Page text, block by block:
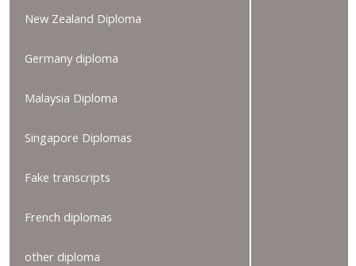
New Zealand Diploma
Germany diploma
Malaysia Diploma
Singapore Diplomas
Fake transcripts
French diplomas
other diploma